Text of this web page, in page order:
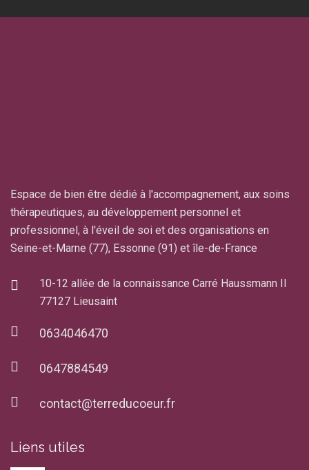
Espace de bien être dédié à l'accompagnement, aux soins
thérapeutiques, au développement personnel et
professionnel, à l'éveil de soi et des organisations en
Seine-et-Marne (77), Essonne (91) et île-de-France
10-12 allée de la connaissance Carré Haussmann II
77127 Lieusaint
0634046470
0647884549
contact@terreducoeur.fr
Liens utiles